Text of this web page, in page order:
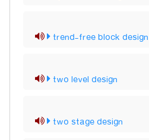
trend-free block design
two level design
two stage design